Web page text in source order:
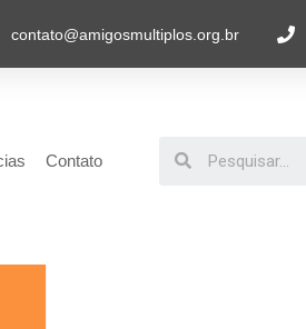
contato@amigosmultiplos.org.br
Contato